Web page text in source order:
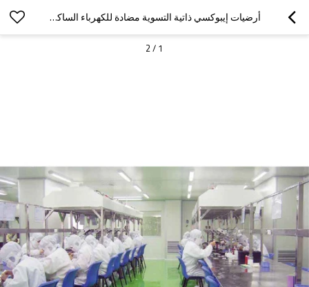
أرضيات إيبوكسي ذاتية التسوية مضادة للكهرباء الساكنة | نظام طلاء غرف نظيفة آمن من التفريغ الكهروستاتيكي وبدون فواصل
1
/
2